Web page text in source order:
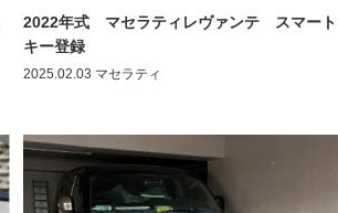
2022年式 マセラティレヴァンテ スマート
キー登録
2025.02.03 マセラティ